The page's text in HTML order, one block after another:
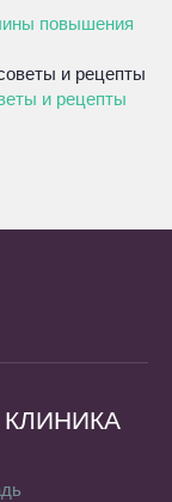
повышения
и рецепты